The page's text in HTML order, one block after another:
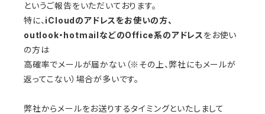
というご報告をいただいております。
特に、 iCloudのアドレスをお使いの方、
outlook・hotmailなどのOffice系のアドレスをお使い
の方は
高確率でメールが届かない（※その上、弊社にもメールが
返ってこない）場合が多いです。
弊社からメールをお送りするタイミングといたしまして